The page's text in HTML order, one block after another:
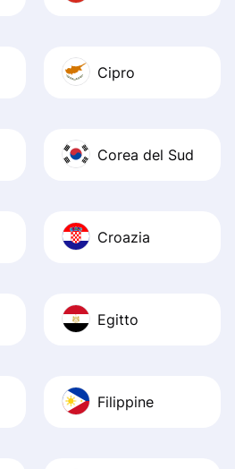
Cipro
Corea del Sud
Croazia
Egitto
Filippine